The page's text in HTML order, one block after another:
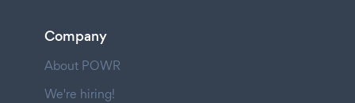
Company
About POWR
We're hiring!